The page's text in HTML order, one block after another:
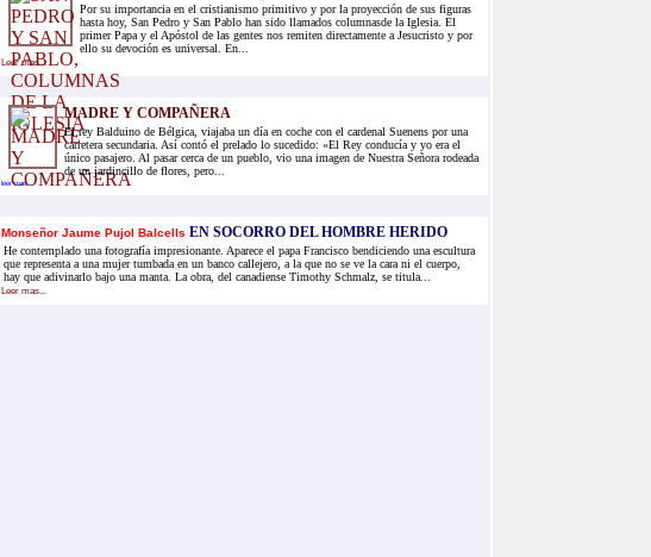
Por su importancia en el cristianismo primitivo y por la proyección de sus figuras
hasta hoy, San Pedro y San Pablo han sido llamados columnasde la Iglesia. El
primer Papa y el Apóstol de las gentes nos remiten directamente a Jesucristo y por
ello su devoción es universal. En...
Leer mas...
MADRE Y COMPAÑERA
El rey Balduino de Bélgica, viajaba un día en coche con el cardenal Suenens por una
carretera secundaria. Así contó el prelado lo sucedido: «El Rey conducía y yo era el
único pasajero. Al pasar cerca de un pueblo, vio una imagen de Nuestra Señora rodeada
de un jardincillo de flores, pero...
leer mas...
Monseñor Jaume Pujol Balcells EN SOCORRO DEL HOMBRE HERIDO
He contemplado una fotografía impresionante. Aparece el papa Francisco bendiciendo una escultura
que representa a una mujer tumbada en un banco callejero, a la que no se ve la cara ni el cuerpo,
hay que adivinarlo bajo una manta. La obra, del canadiense Timothy Schmalz, se titula...
Leer mas...